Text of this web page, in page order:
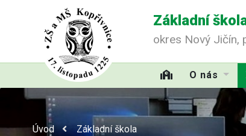
Základní
okres Nový Jičín,
O nás
Úvod Základní škola